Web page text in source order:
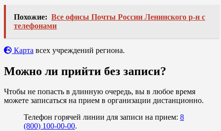
Похожие: Все офисы Почты России Ленинского р-н с
телефонами
Карта всех учреждений региона.
Можно ли прийти без записи?
Чтобы не попасть в длинную очередь, вы в любое время
можете записаться на прием в организации дистанционно.
Телефон горячей линии для записи на прием: 8
(800) 100-00-00.